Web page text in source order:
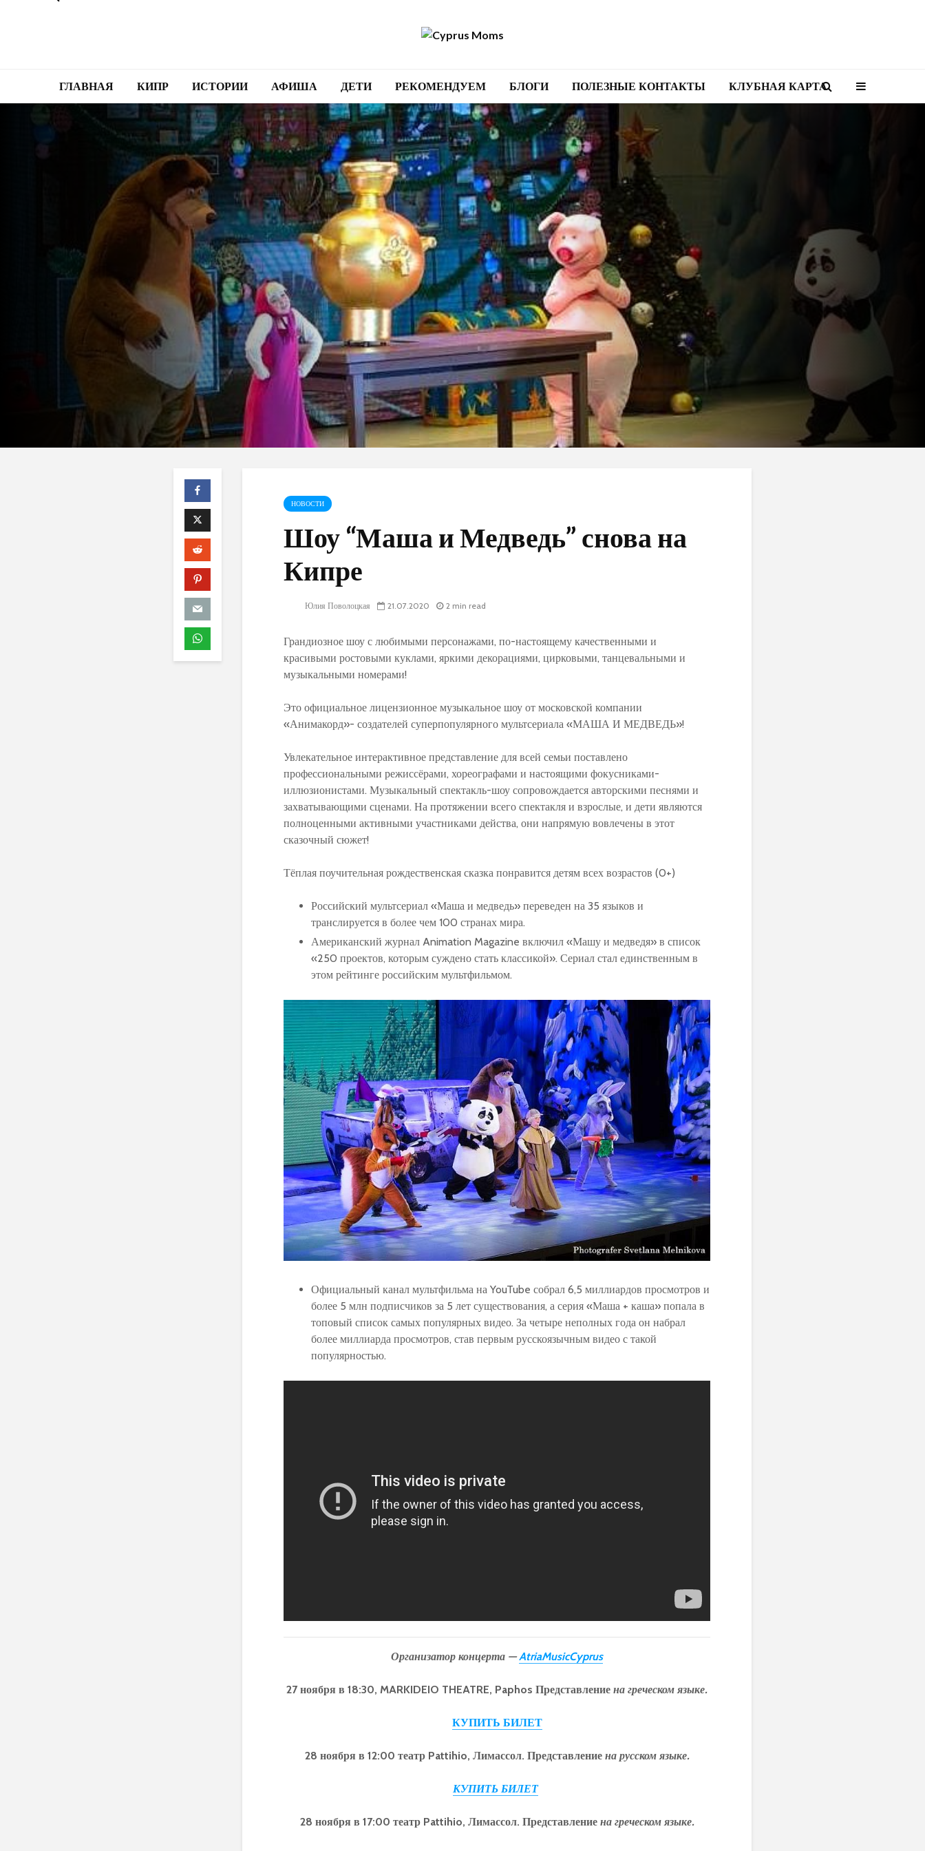
ГЛАВНАЯ КИПР ИСТОРИИ АФИША ДЕТИ РЕКОМЕНДУЕМ БЛОГИ ПОЛЕЗНЫЕ КОНТАКТЫ КЛУБНАЯ КАРТА
НОВОСТИ
Шоу “Маша и Медведь” снова на
Кипре
Юлия Поволоцкая 21.07.2020 2 min read
Грандиозное шоу с любимыми персонажами, по-настоящему качественными и
красивыми ростовыми куклами, яркими декорациями, цирковыми, танцевальными и
музыкальными номерами!
Это официальное лицензионное музыкальное шоу от московской компании
«Анимакорд»- создателей суперпопулярного мультсериала «МАША И МЕДВЕДЬ»!
Увлекательное интерактивное представление для всей семьи поставлено
профессиональными режиссёрами, хореографами и настоящими фокусниками-
иллюзионистами. Музыкальный спектакль-шоу сопровождается авторскими песнями и
захватывающими сценами. На протяжении всего спектакля и взрослые, и дети являются
полноценными активными участниками действа, они напрямую вовлечены в этот
сказочный сюжет!
Тёплая поучительная рождественская сказка понравится детям всех возрастов (0+)
Российский мультсериал «Маша и медведь» переведен на 35 языков и
транслируется в более чем 100 странах мира.
Американский журнал Animation Magazine включил «Машу и медведя» в список
«250 проектов, которым суждено стать классикой». Сериал стал единственным в
этом рейтинге российским мультфильмом.
Официальный канал мультфильма на YouTube собрал 6,5 миллиардов просмотров и
более 5 млн подписчиков за 5 лет существования, а серия «Маша + каша» попала в
топовый список самых популярных видео. За четыре неполных года он набрал
более миллиарда просмотров, став первым русскоязычным видео с такой
популярностью.
Организатор концерта —AtriaMusicCyprus
27 ноября в 18:30, MARKIDEIO THEATRE, Paphos Представление на греческом языке.
КУПИТЬ БИЛЕТ
28 ноября в 12:00 театр Pattihio, Лимассол. Представление на русском языке.
КУПИТЬ БИЛЕТ
28 ноября в 17:00 театр Pattihio, Лимассол. Представление на греческом языке.